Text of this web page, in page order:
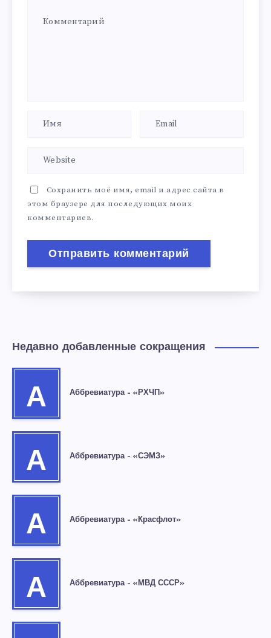
Сохранить моё имя, email и адрес сайта в
этом браузере для последующих моих
комментариев.
Недавно добавленные сокращения
А Аббревиатура – «РХЧП»
А Аббревиатура – «СЭМЗ»
А Аббревиатура – «Красфлот»
А Аббревиатура – «МВД СССР»